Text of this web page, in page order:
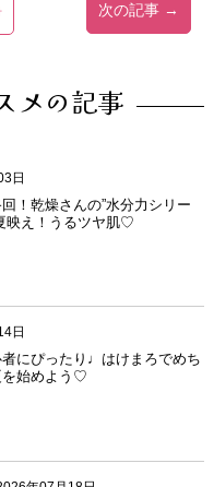
次の記事 →
メの記事
日
！乾燥さんの”水分力シリー
映え！うるツヤ肌♡
日
にぴったり♩はけまろでめち
を始めよう♡